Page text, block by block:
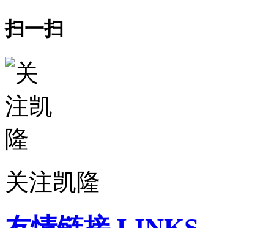
扫一扫
关注凯隆